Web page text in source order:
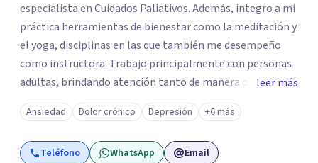
especialista en Cuidados Paliativos. Además, integro a mi
práctica herramientas de bienestar como la meditación y
el yoga, disciplinas en las que también me desempeño
como instructora. Trabajo principalmente con personas
adultas, brindando atención tanto de manera online
como en el consultorio, adaptándome a las necesidades
de cada paciente. Acompaño procesos vinculados a la
ansiedad, la depresión, el estrés, el duelo, el dolor crónico
y distintos momentos vitales que requieren contención,
leer más
Ansiedad Dolor crónico Depresión +6 más
Teléfono WhatsApp Email